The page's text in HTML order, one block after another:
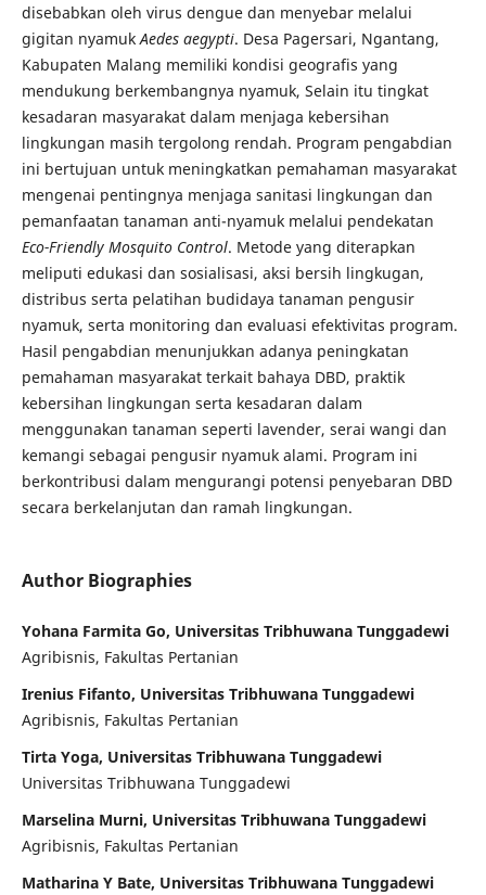
disebabkan oleh virus dengue dan menyebar melalui
gigitan nyamukAedes aegypti. Desa Pagersari, Ngantang,
Kabupaten Malang memiliki kondisi geografis yang
mendukung berkembangnya nyamuk, Selain itu tingkat
kesadaran masyarakat dalam menjaga kebersihan
lingkungan masih tergolong rendah. Program pengabdian
ini bertujuan untuk meningkatkan pemahaman masyarakat
mengenai pentingnya menjaga sanitasi lingkungan dan
pemanfaatan tanaman anti-nyamuk melalui pendekatan
Eco-Friendly Mosquito Control. Metode yang diterapkan
meliputi edukasi dan sosialisasi, aksi bersih lingkugan,
distribus serta pelatihan budidaya tanaman pengusir
nyamuk, serta monitoring dan evaluasi efektivitas program.
Hasil pengabdian menunjukkan adanya peningkatan
pemahaman masyarakat terkait bahaya DBD, praktik
kebersihan lingkungan serta kesadaran dalam
menggunakan tanaman seperti lavender, serai wangi dan
kemangi sebagai pengusir nyamuk alami. Program ini
berkontribusi dalam mengurangi potensi penyebaran DBD
secara berkelanjutan dan ramah lingkungan.
Author Biographies
Yohana Farmita Go, Universitas Tribhuwana Tunggadewi
Agribisnis, Fakultas Pertanian
Irenius Fifanto, Universitas Tribhuwana Tunggadewi
Agribisnis, Fakultas Pertanian
Tirta Yoga, Universitas Tribhuwana Tunggadewi
Universitas Tribhuwana Tunggadewi
Marselina Murni, Universitas Tribhuwana Tunggadewi
Agribisnis, Fakultas Pertanian
Matharina Y Bate, Universitas Tribhuwana Tunggadewi